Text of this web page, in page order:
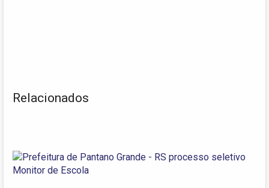
Relacionados